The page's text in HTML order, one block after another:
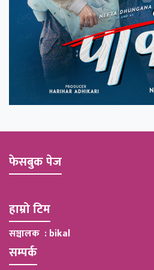
फेसबुक पेज
हाम्रो टिम
सञ्चालक : bikal
सम्पर्क